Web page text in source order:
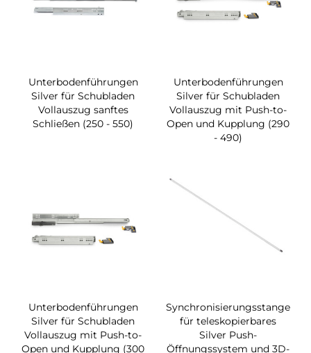
Unterbodenführungen
Silver für Schubladen
Vollauszug sanftes
Schließen (250 - 550)
Unterbodenführungen
Silver für Schubladen
Vollauszug mit Push-to-
Open und Kupplung (290
- 490)
Unterbodenführungen
Silver für Schubladen
Vollauszug mit Push-to-
Open und Kupplung (300
Synchronisierungsstange
für teleskopierbares
Silver Push-
Öffnungssystem und 3D-